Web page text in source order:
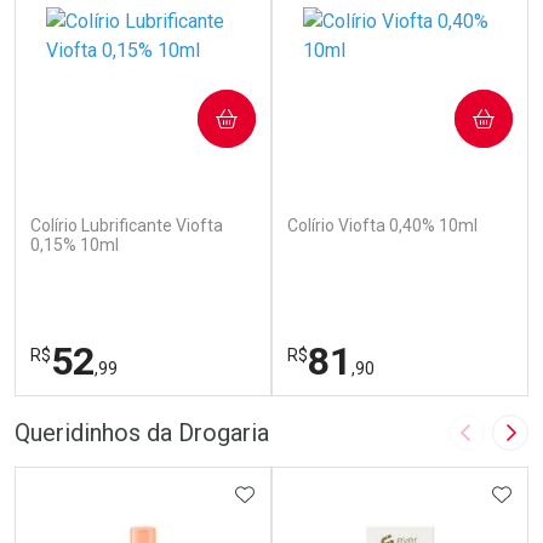
Colírio Lubrificante Viofta
0,15% 10ml
R$52,99
COMPRAR
Colírio Viofta 0,40% 10ml
R$81 ,90
COMPRAR
Queridinhos da Drogaria Imagem
ADICIONAR AOS FAVORITOS